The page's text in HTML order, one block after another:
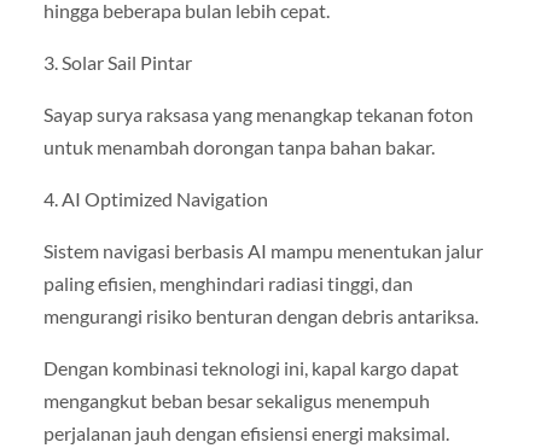
hingga beberapa bulan lebih cepat.
3. Solar Sail Pintar
Sayap surya raksasa yang menangkap tekanan foton
untuk menambah dorongan tanpa bahan bakar.
4. AI Optimized Navigation
Sistem navigasi berbasis AI mampu menentukan jalur
paling efisien, menghindari radiasi tinggi, dan
mengurangi risiko benturan dengan debris antariksa.
Dengan kombinasi teknologi ini, kapal kargo dapat
mengangkut beban besar sekaligus menempuh
perjalanan jauh dengan efisiensi energi maksimal.